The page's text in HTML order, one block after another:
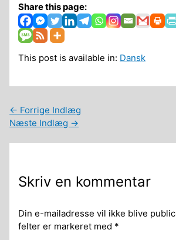
Share this page:
This post is available in: Dansk
← Forrige Indlæg
Næste Indlæg →
Skriv en kommentar
Din e-mailadresse vil ikke blive
felter er markeret med *